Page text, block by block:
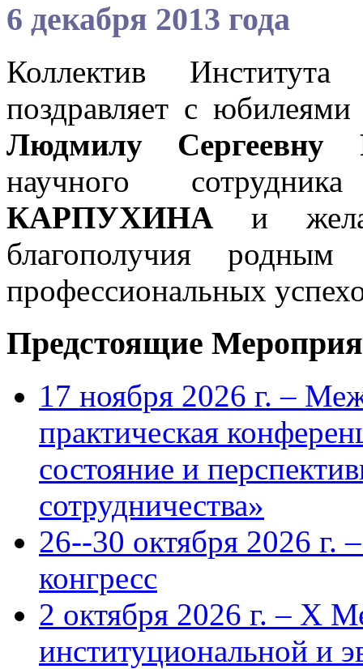
6 декабря 2013 года
Коллектив
поздравляет с юбилеями
Людмилу
научного
КАРПУХИНА и
благополучия
профессиональных
Предстоящие
17 ноября 2026 г. –
практическая
состояние и
сотрудничества»
26--30 октября 2026 г.
конгресс
2 октября 2026 г. – X
институциональной и